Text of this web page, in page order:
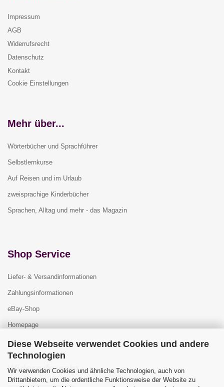
Diese Webseite verwendet Cookies und andere
Technologien
Wir verwenden Cookies und ähnliche Technologien, auch von
Drittanbietern, um die ordentliche Funktionsweise der Website zu
Impressum
AGB
Widerrufsrecht
Datenschutz
Kontakt
Cookie Einstellungen
Mehr über...
Wörterbücher und Sprachführer
Selbstlernkurse
Auf Reisen und im Urlaub
zweisprachige Kinderbücher
Sprachen, Alltag und mehr - das Magazin
Shop Service
Liefer- & Versandinformationen
Zahlungsinformationen
eBay-Shop
Homepage
Widerrufsrecht